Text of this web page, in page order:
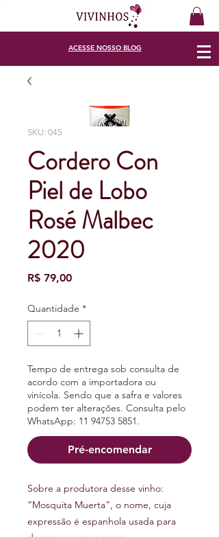
ACESSENOSSO BLOG
SKU: 045
Cordero Con
Piel de Lobo
Rosé Malbec
2020
R$ 79,00Preço
Quantidade *
Tempo de entrega sob consulta de
acordo com a importadora ou
vinícola. Sendo que a safra e valores
podem ter alterações. Consulta pelo
WhatsApp: 11 94753 5851.
Pré-encomendar
Sobre a produtora desse vinho:
“Mosquita Muerta”, o nome, cuja
expressão é espanhola usada para